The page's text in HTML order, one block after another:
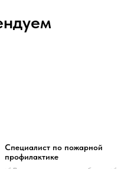
Специалист по пожарной
профилактике